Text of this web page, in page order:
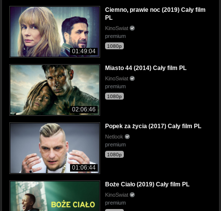
01:49:04
Ciemno, prawie noc (2019) Cały film
PL
KinoSwiat
premium
1080p
02:06:46
Miasto 44 (2014) Cały film PL
KinoSwiat
premium
1080p
01:06:44
Popek za życia (2017) Cały film PL
Netlook
premium
1080p
Boże Ciało (2019) Cały film PL
KinoSwiat
premium